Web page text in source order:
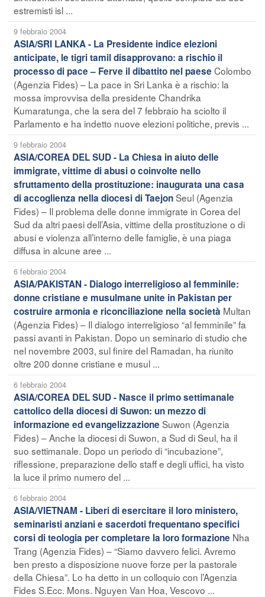
estremisti isl ...
9 febbraio 2004
ASIA/SRI LANKA - La Presidente indice elezioni
anticipate, le tigri tamil disapprovano: a rischio il
processo di pace – Ferve il dibattito nel paese Colombo
(Agenzia Fides) – La pace in Sri Lanka è a rischio: la
mossa improvvisa della presidente Chandrika
Kumaratunga, che la sera del 7 febbraio ha sciolto il
Parlamento e ha indetto nuove elezioni politiche, previs ...
9 febbraio 2004
ASIA/COREA DEL SUD - La Chiesa in aiuto delle
immigrate, vittime di abusi o coinvolte nello
sfruttamento della prostituzione: inaugurata una casa
di accoglienza nella diocesi di TaejonSeul (Agenzia
Fides) – Il problema delle donne immigrate in Corea del
Sud da altri paesi dell’Asia, vittime della prostituzione o di
abusi e violenza all’interno delle famiglie, è una piaga
diffusa in alcune aree ...
6 febbraio 2004
ASIA/PAKISTAN - Dialogo interreligioso al femminile:
donne cristiane e musulmane unite in Pakistan per
costruire armonia e riconciliazione nella società Multan
(Agenzia Fides) – Il dialogo interreligioso “al femminile” fa
passi avanti in Pakistan. Dopo un seminario di studio che
nel novembre 2003, sul finire del Ramadan, ha riunito
oltre 200 donne cristiane e musul ...
6 febbraio 2004
ASIA/COREA DEL SUD - Nasce il primo settimanale
cattolico della diocesi di Suwon: un mezzo di
informazione ed evangelizzazione Suwon (Agenzia
Fides) – Anche la diocesi di Suwon, a Sud di Seul, ha il
suo settimanale. Dopo un periodo di “incubazione”,
riflessione, preparazione dello staff e degli uffici, ha visto
la luce il primo numero del ...
6 febbraio 2004
ASIA/VIETNAM - Liberi di esercitare il loro ministero,
seminaristi anziani e sacerdoti frequentano specifici
corsi di teologia per completare la loro formazione Nha
Trang (Agenzia Fides) – “Siamo davvero felici. Avremo
ben presto a disposizione nuove forze per la pastorale
della Chiesa”. Lo ha detto in un colloquio con l’Agenzia
Fides S.Ecc. Mons. Nguyen Van Hoa, Vescovo ...